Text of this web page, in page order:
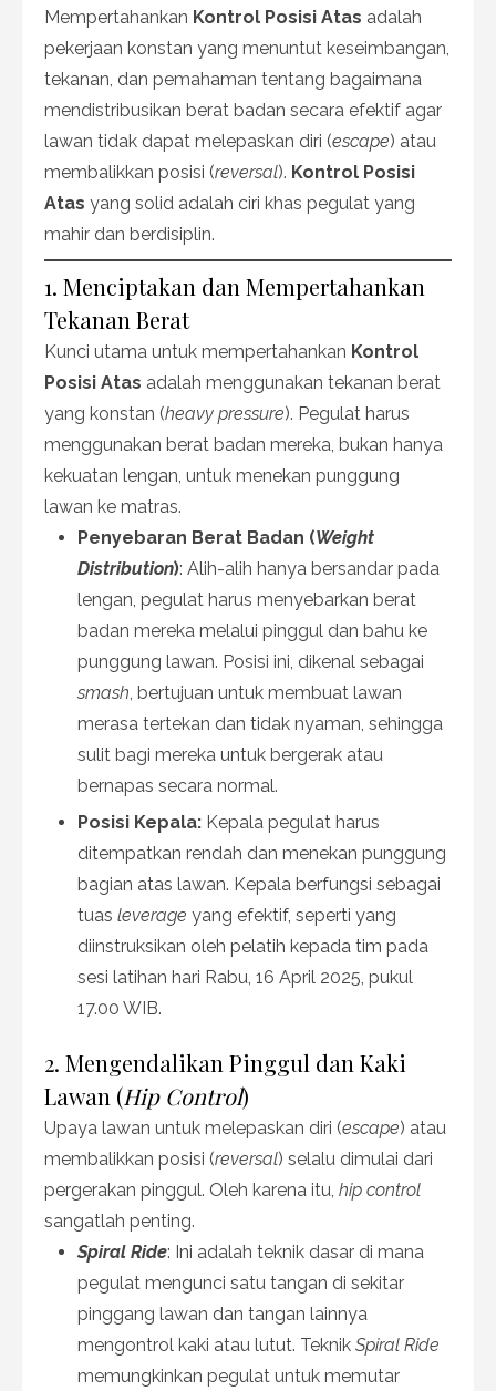
Mempertahankan Kontrol Posisi Atas adalah
pekerjaan konstan yang menuntut keseimbangan,
tekanan, dan pemahaman tentang bagaimana
mendistribusikan berat badan secara efektif agar
lawan tidak dapat melepaskan diri (escape) atau
membalikkan posisi (reversal). Kontrol Posisi
Atas yang solid adalah ciri khas pegulat yang
mahir dan berdisiplin.
1. Menciptakan dan Mempertahankan
Tekanan Berat
Kunci utama untuk mempertahankan Kontrol
Posisi Atas adalah menggunakan tekanan berat
yang konstan (heavy pressure). Pegulat harus
menggunakan berat badan mereka, bukan hanya
kekuatan lengan, untuk menekan punggung
lawan ke matras.
Penyebaran Berat Badan (Weight
Distribution): Alih-alih hanya bersandar pada
lengan, pegulat harus menyebarkan berat
badan mereka melalui pinggul dan bahu ke
punggung lawan. Posisi ini, dikenal sebagai
smash , bertujuan untuk membuat lawan
merasa tertekan dan tidak nyaman, sehingga
sulit bagi mereka untuk bergerak atau
bernapas secara normal.
Posisi Kepala: Kepala pegulat harus
ditempatkan rendah dan menekan punggung
bagian atas lawan. Kepala berfungsi sebagai
tuas leverage yang efektif, seperti yang
diinstruksikan oleh pelatih kepada tim pada
sesi latihan hari Rabu, 16 April 2025, pukul
17.00 WIB.
2. Mengendalikan Pinggul dan Kaki
Lawan (Hip Control)
Upaya lawan untuk melepaskan diri (escape) atau
membalikkan posisi (reversal) selalu dimulai dari
pergerakan pinggul. Oleh karena itu, hip control
sangatlah penting.
Spiral Ride: Ini adalah teknik dasar di mana
pegulat mengunci satu tangan di sekitar
pinggang lawan dan tangan lainnya
mengontrol kaki atau lutut. Teknik Spiral Ride
memungkinkan pegulat untuk memutar